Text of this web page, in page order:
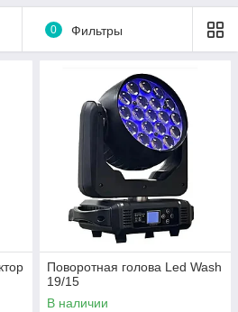
0 Фильтры
Поворотная голова Led Wash
19/15
В наличии